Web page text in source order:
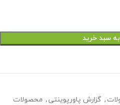
سبد خرید
, گزارش پاورپوینتی , محصولات